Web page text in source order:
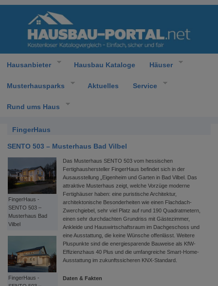
Hausanbieter Hausbau Kataloge Häuser
Musterhausparks Aktuelles Service
Rund ums Haus
FingerHaus
SENTO 503 – Musterhaus Bad Vilbel
FingerHaus -
SENTO 503 –
Musterhaus Bad
Vilbel
FingerHaus -
Das Musterhaus SENTO 503 vom hessischen
Fertighaushersteller FingerHaus befindet sich in der
Ausausstellung „Eigenheim und Garten in Bad Vilbel. Das
attraktive Musterhaus zeigt, welche Vorzüge moderne
Fertighäuser haben: eine puristische Architektur,
architektonische Besonderheiten wie einen Flachdach-
Zwerchgiebel, sehr viel Platz auf rund 190 Quadratmetern,
einen sehr durchdachten Grundriss mit Gästezimmer,
Ankleide und Hauswirtschaftsraum im Dachgeschoss und
eine Ausstattung, die keine Wünsche offenlässt. Weitere
Pluspunkte sind die energiesparende Bauweise als KfW-
Effizienzhaus 40 Plus und die umfangreiche Smart-Home-
Ausstattung im zukunftssicheren KNX-Standard.
Daten & Fakten